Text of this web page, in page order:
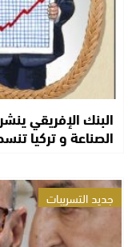
البنك الإفريقي
الصناعة و تركيا
جديد التسريبات